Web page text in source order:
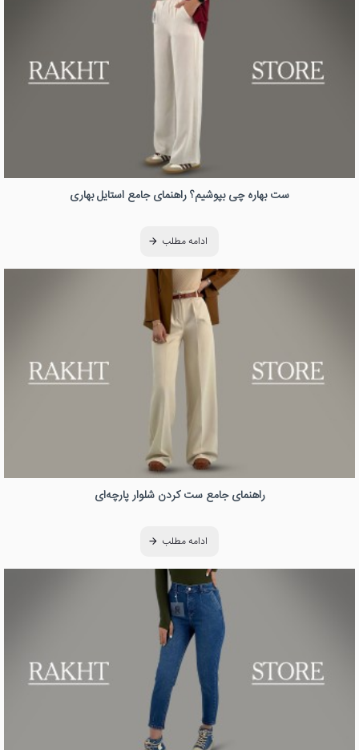
ست بهاره چی بپوشیم؟ راهنمای جامع استایل بهاری
ادامه مطلب
راهنمای جامع ست کردن شلوار پارچه‌ای
ادامه مطلب